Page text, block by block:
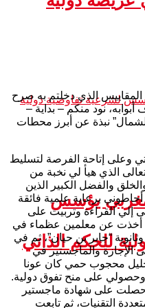
مغربي يؤسس
للحكم الذاتي
المقاييس الذي دخلتم به صرح
نود منكم – بداية –
نبذة عن أبرز محطات
وعلى إتاحة الفرصة لتسليط
الذي هيأ لي نخبة من
والفضل الكبير الذين
برعاية علمية فائقة
إلي القراءة وتربيت على
أخذت عن معلمين عظماء في
“جابر بن حيان”، ثم في
الإجازة والماجستير في
محجوب حمي كان عونا
وحصولي على منح تفوق دولية.
حصلت على شهادة ماجستير
التقنيات، ثم تابعت